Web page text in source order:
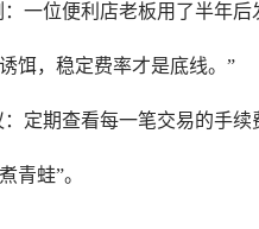
：一位便利店老板用了半年
饵，稳定费率才是底线。”
：定期查看每一笔交易的手
青蛙”。